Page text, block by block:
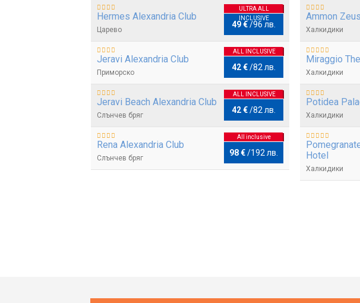
Hermes Alexandria Club
Царево
ULTRA ALL
INCLUSIVE
49 € /96 лв.
Jeravi Alexandria Club
Приморско
ALL INCLUSIVE
42 € /82 лв.
Jeravi Beach Alexandria Club
Слънчев бряг
ALL INCLUSIVE
42 € /82 лв.
Rena Alexandria Club
Слънчев бряг
All inclusive
98 € / 192 лв.
Ammon Zeus
Халкидики
Miraggio
Халкидики
Potidea
Халкидики
Hotel
Халкидики